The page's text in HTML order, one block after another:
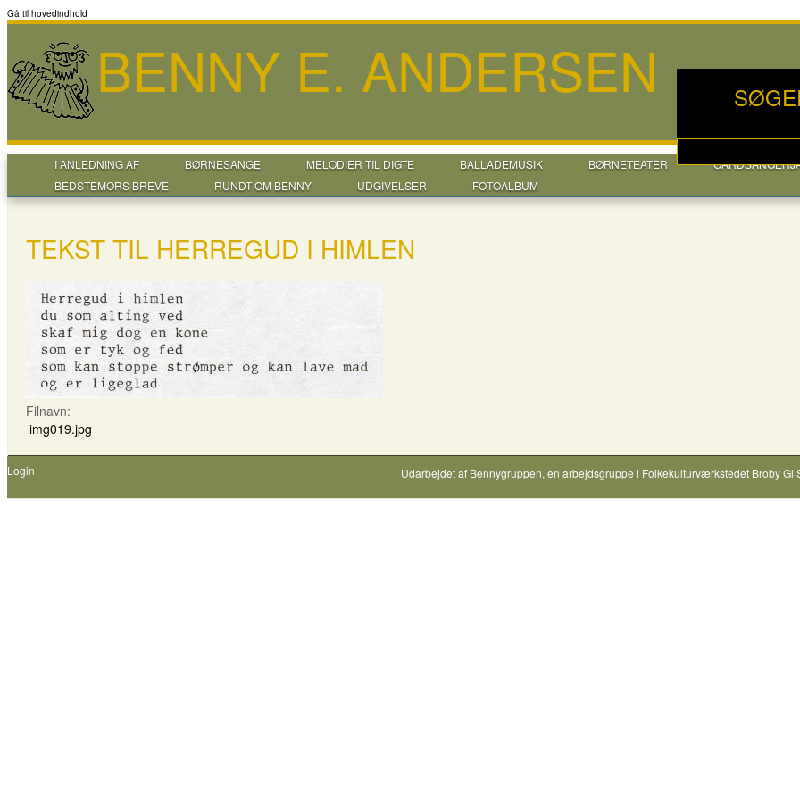
Gå til hovedindhold
BENNY E. ANDERSEN
I ANLEDNING AF BØRNESANGE MELODIER TIL DIGTE BALLADEMUSIK BØRNETEATER
BEDSTEMORS BREVE
RUNDT OM BENNY UDGIVELSER FOTOALBUM
TEKST TIL HERREGUD I HIMLEN
Filnavn:
img019.jpg
Login Udarbejdet af Bennygruppen, en arbejdsgruppe i Folkekulturværkstedet Broby Gl